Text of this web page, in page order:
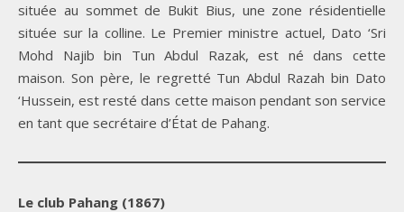
située au sommet de Bukit Bius, une zone résidentielle
située sur la colline. Le Premier ministre actuel, Dato ‘Sri
Mohd Najib bin Tun Abdul Razak, est né dans cette
maison. Son père, le regretté Tun Abdul Razah bin Dato
‘Hussein, est resté dans cette maison pendant son service
en tant que secrétaire d’État de Pahang.
Le club Pahang (1867)